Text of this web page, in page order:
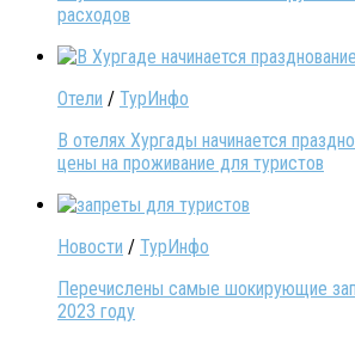
расходов
Отели / ТурИнфо
В отелях Хургады начинается
цены на проживание для туристов
Новости / ТурИнфо
Перечислены самые шокирующие
2023 году